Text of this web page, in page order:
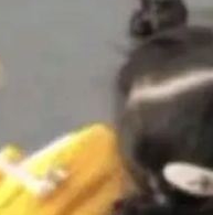
调用工
完成闭
的轻
质感、
比 U
来了显著
局部纹
英文文字
工程师
「hwc
赖项都
上。」
只有 Ub
中间只
健康原因
为联合